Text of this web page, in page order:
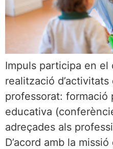
Impuls participa en el
realització
professorat: formació
educativa
adreçades als
D’acord amb la